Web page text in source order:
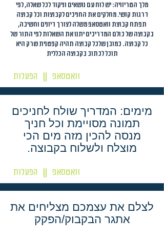
מלך הטריוויה: יש לוח עם נושאים וניקוד לכל שאלה, לפי
דרגות קושי. מחלקים את החניכים לקבוצות וכל קבוצה
תפתח קבוצת וואטסאפ משלה לצורך דיונים וחשיבה,
בקבוצה של כולם המדריכים יתנו את השאלות לפי התור של
כל קבוצה. כמובן שלכל קבוצה תהיה קפטנית שרק היא
תוכל לכתוב בקבוצה הכללית
הפעלות וואטסאפ
מימים: המדריך שולח לחניכים
תמונה מסויימת וכל חניך
מנסה להכין מזה מים הכי
מוצלח ולשלוח בקבוצה.
הפעלות וואטסאפ
לצלם את עצמכם מצליחים את
אתגר הבקבוק/הפקק